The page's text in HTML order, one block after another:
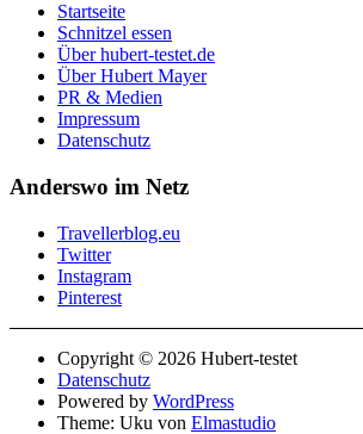
Startseite
Schnitzel essen
Über hubert-testet.de
Über Hubert Mayer
PR & Medien
Impressum
Datenschutz
Anderswo im Netz
Travellerblog.eu
Twitter
Instagram
Pinterest
Copyright © 2026 Hubert-testet
Datenschutz
Powered by WordPress
Theme: Uku von Elmastudio